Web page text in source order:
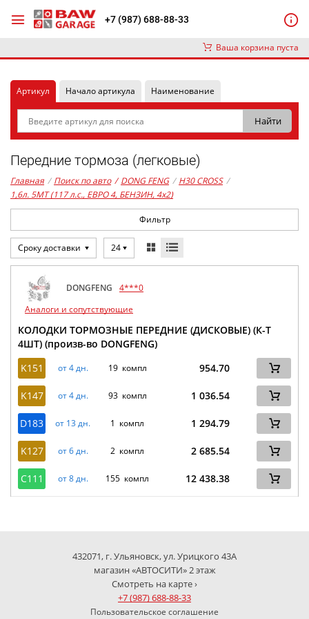
+7 (987) 688-88-33
Ваша корзина пуста
Артикул Начало артикула Наименование
Передние тормоза (легковые)
Главная / Поиск по авто / DONG FENG / H30 CROSS /
1,6л. 5MT (117 л.с., ЕВРО 4, БЕНЗИН, 4x2)
Фильтр
Сроку доставки 24
DONGFENG
4***0
Аналоги и сопутствующие
КОЛОДКИ ТОРМОЗНЫЕ ПЕРЕДНИЕ (ДИСКОВЫЕ) (К-Т
4ШТ) (произв-во DONGFENG)
K151
от 4 дн. 19 компл 954.70
K147 от 4 дн. 93 компл 1 036.54
D183 от 13 дн. 1 компл 1 294.79
K127 от 6 дн. 2 компл 2 685.54
C111 от 8 дн. 155 компл 12 438.38
432071, г. Ульяновск, ул. Урицкого 43А
магазин «АВТОСИТИ» 2 этаж
Смотреть на карте ›
+7 (987) 688-88-33
Пользовательское соглашение